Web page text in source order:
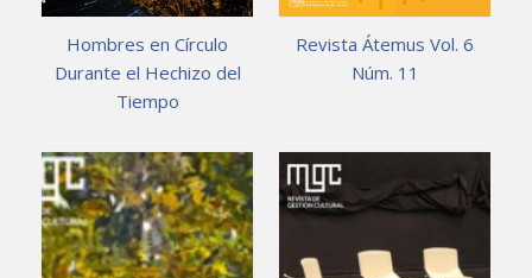
Hombres en Círculo
Durante el Hechizo del
Tiempo
Revista Átemus Vol. 6
Núm. 11